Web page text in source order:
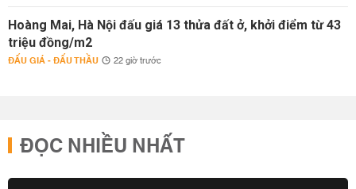
Hoàng Mai, Hà Nội đấu giá 13 thửa đất ở, khởi điểm từ 43
triệu đồng/m2
ĐẤU GIÁ - ĐẤU THẦU 22 giờ trước
ĐỌC NHIỀU NHẤT